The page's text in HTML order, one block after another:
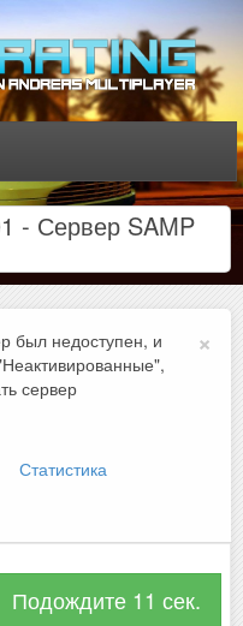
- Сервер SAMP
×
был недоступен, и
сервер
Статистика
Подождите 10 сек.